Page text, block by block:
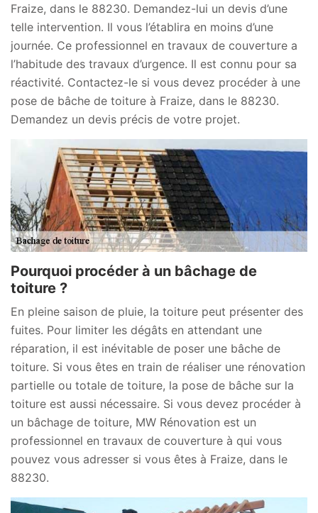
Fraize, dans le 88230. Demandez-lui un devis d’une
telle intervention. Il vous l’établira en moins d’une
journée. Ce professionnel en travaux de couverture a
l’habitude des travaux d’urgence. Il est connu pour sa
réactivité. Contactez-le si vous devez procéder à une
pose de bâche de toiture à Fraize, dans le 88230.
Demandez un devis précis de votre projet.
Pourquoi procéder à un bâchage de
toiture ?
En pleine saison de pluie, la toiture peut présenter des
fuites. Pour limiter les dégâts en attendant une
réparation, il est inévitable de poser une bâche de
toiture. Si vous êtes en train de réaliser une rénovation
partielle ou totale de toiture, la pose de bâche sur la
toiture est aussi nécessaire. Si vous devez procéder à
un bâchage de toiture, MW Rénovation est un
professionnel en travaux de couverture à qui vous
pouvez vous adresser si vous êtes à Fraize, dans le
88230.